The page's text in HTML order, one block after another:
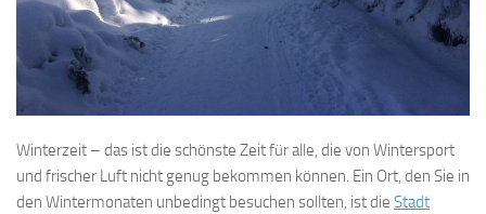
Winterzeit – das ist die schönste Zeit für alle, die von Wintersport
und frischer Luft nicht genug bekommen können. Ein Ort, den Sie in
den Wintermonaten unbedingt besuchen sollten, ist die Stadt